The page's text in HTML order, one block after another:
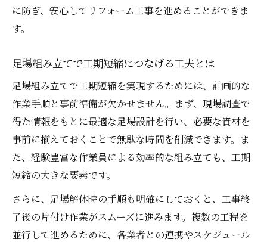
に防ぎ、安心してリフォーム工事を進めることができま
す。
足場組み立てで工期短縮につなげる工夫とは
足場組み立てで工期短縮を実現するためには、計画的な
作業手順と事前準備が欠かせません。まず、現場調査で
得た情報をもとに最適な足場設計を行い、必要な資材を
事前に揃えておくことで無駄な時間を削減できます。ま
た、経験豊富な作業員による効率的な組み立ても、工期
短縮の大きな要素です。
さらに、足場解体時の手順も明確にしておくと、工事終
了後の片付け作業がスムーズに進みます。複数の工程を
並行して進めるために、各業者との連携やスケジュール